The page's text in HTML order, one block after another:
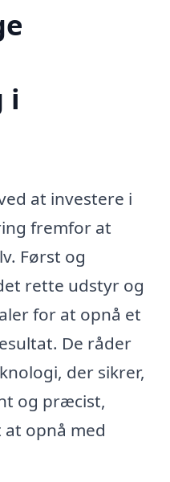
i
at investere i
fremfor at
Først og
rette udstyr og
for at opnå et
De råder
der sikrer,
og præcist,
opnå med